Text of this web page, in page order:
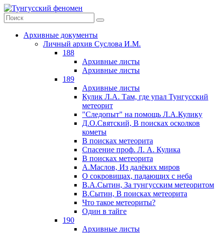
Архивные документы
Личный архив Суслова И.М.
188
Архивные листы
Архивные листы
189
Архивные листы
Кулик Л.А. Там, где упал Тунгусский
метеорит
"Следопыт" на помощь Л.А.Кулику
Д.О.Святский, В поисках осколков
кометы
В поисках метеорита
Спасение проф. Л. А. Кулика
В поисках метеорита
А.Маслов, Из далёких миров
О сокровищах, падающих с неба
В.А.Сытин, За тунгусским метеоритом
В.Сытин, В поисках метеорита
Что такое метеориты?
Один в тайге
190
Архивные листы